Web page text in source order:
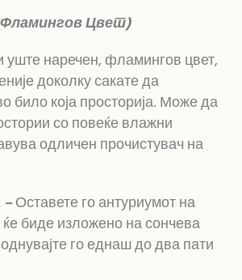
Фламингов Цвет)
уште наречен, фламингов цвет,
доколку сакате да
било која просторија. Може да
со повеќе влажни
одличен прочистувач на
–Оставете го антуриумот на
биде изложено на сончева
го еднаш до два пати